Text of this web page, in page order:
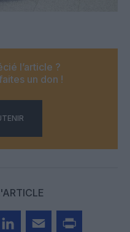
l’article ?
un don !